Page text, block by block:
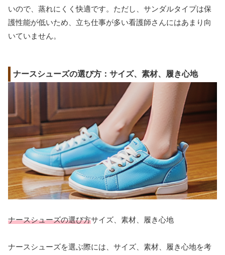
いので、蒸れにくく快適です。ただし、サンダルタイプは保
護性能が低いため、立ち仕事が多い看護師さんにはあまり向
いていません。
ナースシューズの選び方：サイズ、素材、履き心地
ナースシューズの選び方サイズ、素材、履き心地
ナースシューズを選ぶ際には、サイズ、素材、履き心地を考